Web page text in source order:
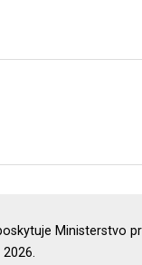
Ministerstvo